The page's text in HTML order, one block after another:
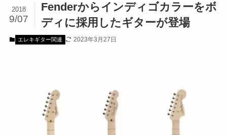
Fenderからインディゴカラーをボ
ディに採用したギターが登場
2018
9/07
エレキギター関連 2023年3月27日